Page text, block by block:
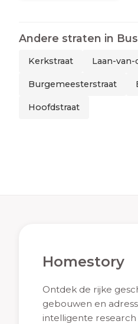
Andere straten in
Kerkstraat Laan-
Burgemeesterstraat
Hoofdstraat
Homestory
Ontdek de rijke
gebouwen en
intelligente